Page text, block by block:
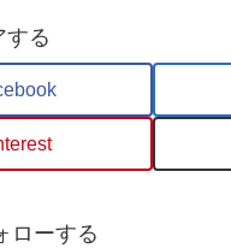
する
ローする